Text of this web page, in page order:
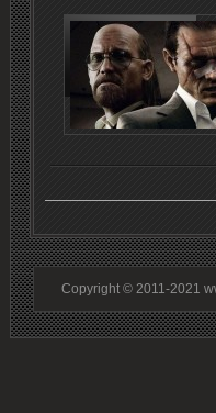
Copyright © 2011-2021